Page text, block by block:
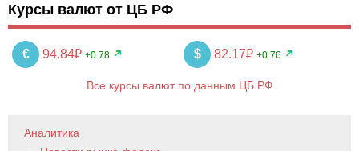
Курсы валют от ЦБ РФ
€ 94.84₽ +0.78 $ 82.17₽ +0.76
Все курсы валют по данным ЦБ РФ
Аналитика